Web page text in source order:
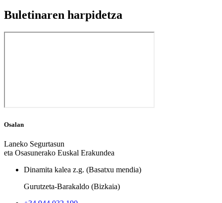
Buletinaren harpidetza
Osalan
Laneko Segurtasun
eta Osasunerako Euskal Erakundea
Dinamita kalea z.g. (Basatxu mendia)
Gurutzeta-Barakaldo (Bizkaia)